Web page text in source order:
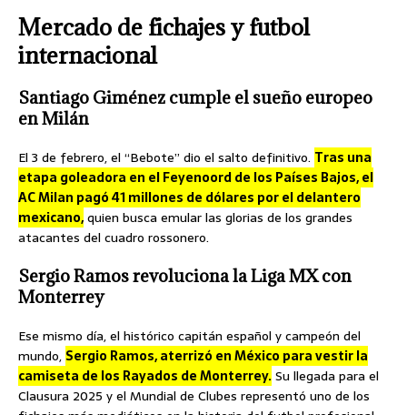
Mercado de fichajes y futbol
internacional
Santiago Giménez cumple el sueño europeo
en Milán
El 3 de febrero, el “Bebote” dio el salto definitivo. Tras una
etapa goleadora en el Feyenoord de los Países Bajos, el
AC Milan pagó 41 millones de dólares por el delantero
mexicano,quien busca emular las glorias de los grandes
atacantes del cuadro rossonero.
Sergio Ramos revoluciona la Liga MX con
Monterrey
Ese mismo día, el histórico capitán español y campeón del
mundo, Sergio Ramos, aterrizó en México para vestir la
camiseta de los Rayados de Monterrey.Su llegada para el
Clausura 2025 y el Mundial de Clubes representó uno de los